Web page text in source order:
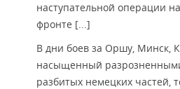
наступательной операции
фронте [...]
В дни боев за Оршу, Минск,
насыщенный
разбитых немецких частей,